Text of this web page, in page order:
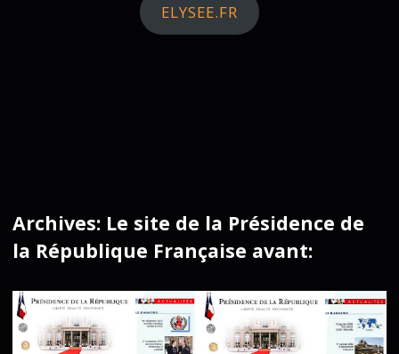
ELYSEE.FR
Archives: Le site de la Présidence de
la République Française avant: